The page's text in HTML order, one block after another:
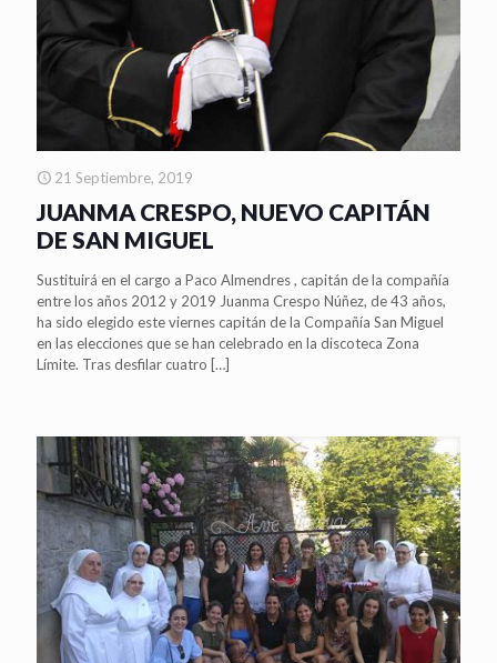
21 Septiembre, 2019
JUANMA CRESPO, NUEVO CAPITÁN
DE SAN MIGUEL
Sustituirá en el cargo a Paco Almendres , capitán de la compañía
entre los años 2012 y 2019 Juanma Crespo Núñez, de 43 años,
ha sido elegido este viernes capitán de la Compañía San Miguel
en las elecciones que se han celebrado en la discoteca Zona
Límite. Tras desfilar cuatro […]